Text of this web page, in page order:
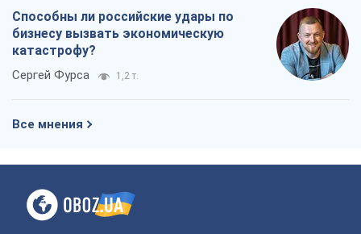
Способны ли российские удары по
бизнесу вызвать экономическую
катастрофу?
Сергей Фурса 1,2 т.
Все мнения